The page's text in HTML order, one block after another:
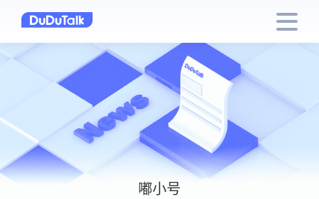
嘟小号